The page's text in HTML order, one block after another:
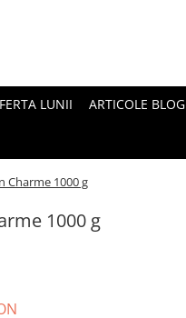
LUNII ARTICOLE BLOG
Charme 1000 g
1000 g